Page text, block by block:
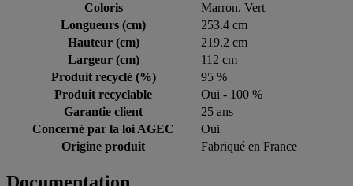
Coloris
Marron, Vert
Longueurs (cm)
253.4 cm
Hauteur (cm)
219.2 cm
Largeur (cm)
112 cm
Produit recyclé (%)
95 %
Produit recyclable
Oui - 100 %
Garantie client
25 ans
Concerné par la loi AGEC
Oui
Origine produit
Fabriqué en France